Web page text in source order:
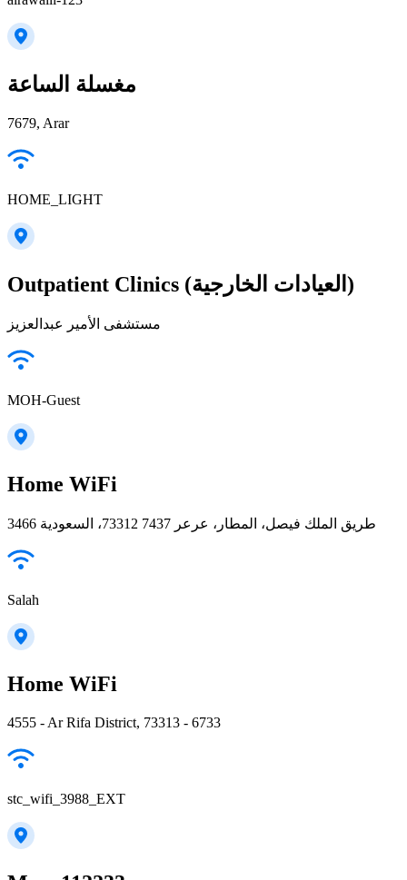
مغسلة الساعة
7679, Arar
HOME_LIGHT
Outpatient Clinics (العيادات الخارجية)
مستشفى الأمير عبدالعزيز
MOH-Guest
Home WiFi
3466 طريق الملك فيصل، المطار، عرعر 73312 7437، السعودية
Salah
Home WiFi
4555 - Ar Rifa District, 73313 - 6733
stc_wifi_3988_EXT